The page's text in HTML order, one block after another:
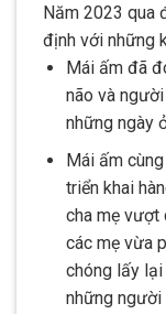
Năm 2023 qua
định với những
Mái ấm đã
não và
những ngày
Mái ấm
triển khai
cha mẹ vượt
các mẹ vừa
chóng lấy
những người